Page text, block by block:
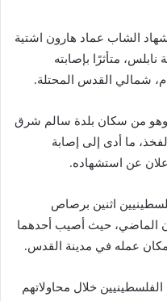
الشاب عماد هارون اشتية
نابلس، متأثرًا بإصابته
شمالي القدس المحتلة.
وهو من سكان بلدة سالم شرق
ما أدى إلى إصابة
عن استشهاده.
اثنين برصاص
قرب جدار الرام في 26 نيسان الماضي، حيث أصيب أحدهما
مكان عمله في مدينة القدس.
خلال محاولاتهم